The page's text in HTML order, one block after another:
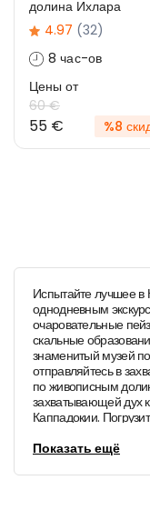
долина Ихлара
4.97 (32)
8 час-ов
Цены от
60 €
55 € %8
Испытайте лучшее в
однодневным
очаровательные
скальные
знаменитый музей
отправляйтесь в
по живописным
захватывающей дух
Каппадокии.
Забронируйте
Показать ещё